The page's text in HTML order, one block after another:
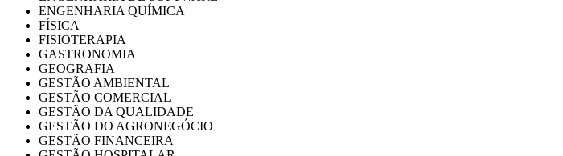
ENGENHARIA QUÍMICA
FÍSICA
FISIOTERAPIA
GASTRONOMIA
GEOGRAFIA
GESTÃO AMBIENTAL
GESTÃO COMERCIAL
GESTÃO DA QUALIDADE
GESTÃO DO AGRONEGÓCIO
GESTÃO FINANCEIRA